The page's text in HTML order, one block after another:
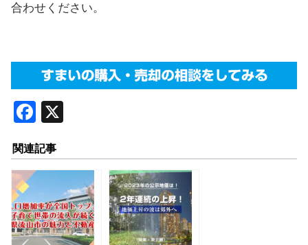
合わせください。
F
c
e
b
o
関連記事